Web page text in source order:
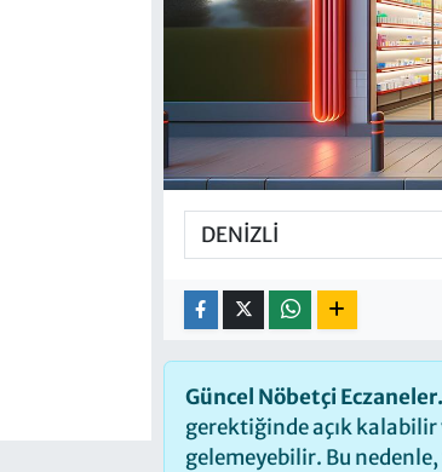
Güncel Nöbetçi Eczaneler.
gerektiğinde açık
gelemeyebilir. Bu